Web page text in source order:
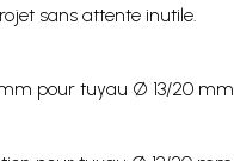
sans attente inutile.
pour tuyau Ø 13/20